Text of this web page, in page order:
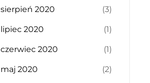
sierpień 2020 (3)
lipiec 2020 (1)
czerwiec 2020 (1)
maj 2020 (2)